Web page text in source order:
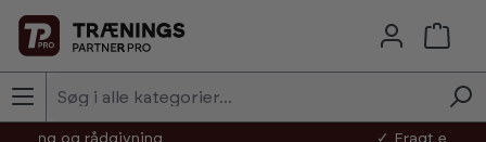
Skip to main content
✓ Fragt efter aftale